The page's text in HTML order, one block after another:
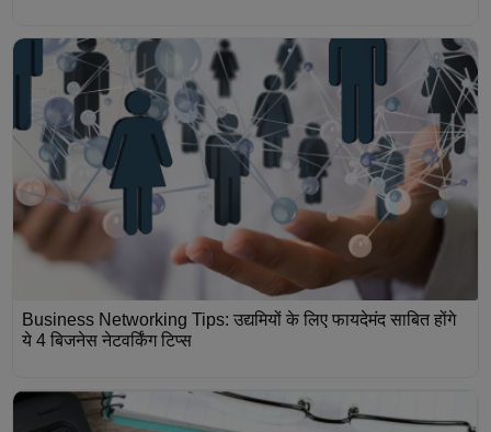
Business Networking Tips: उद्यमियों के लिए फायदेमंद साबित होंगे
ये 4 बिजनेस नेटवर्किंग टिप्स